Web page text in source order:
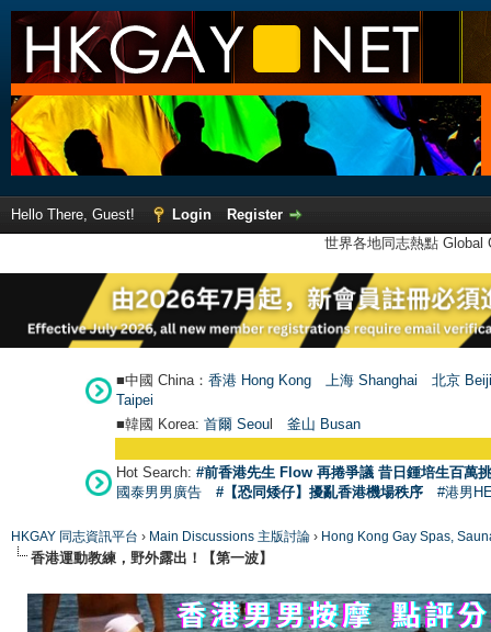
Hello There, Guest! Login
Register
世界各地同志熱點
■中國 China： 香港 Hong Kong 上海 Shanghai
北京
Taipei
■韓國 Korea: 首爾 Seoul 釜山 Busan
Hot Search: #前香港先生 Flow 再捲爭議 昔日鍾培生百萬
國泰男男廣告
#【恐同矮仔】擾亂香港機場秩序 #港男
HKGAY 同志資訊平台 › Main Discussions 主版討論 › Hong Kong Gay Spas,
香港運動教練，野外露出！【第一波】